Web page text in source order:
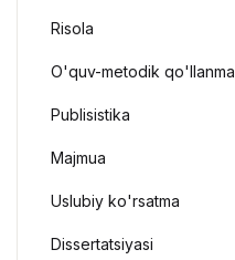
Risola
O'quv-metodik qo'llanma
Publisistika
Majmua
Uslubiy ko'rsatma
Dissertatsiyasi